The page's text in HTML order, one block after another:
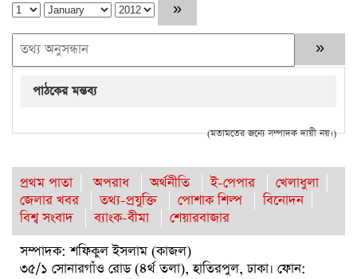
পাঠকের মন্তব্য
(মতামতের জন্যে সম্পাদক দায়ী নয়।)
প্রথম পাতা অপরাধ অর্থনীতি ই-পেপার
খেলাধুলা
জেলার খবর
তথ্য-প্রযুক্তি পোশাক শিল্প
বিনোদন
বিশ্ব সংবাদ
ব্যাংক-বীমা
শেয়ারবাজার
সম্পাদক: শফিকুল ইসলাম (কাজল)
৩৫/১ সোনারগাঁও রোড (৪র্থ তলা), হাতিরপুল, ঢাকা। ফোন: